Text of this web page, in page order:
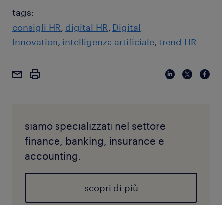
tags:
consigli HR digital HR Digital
Innovation intelligenza artificiale trend HR
siamo specializzati nel settore
finance, banking, insurance e
accounting.
scopri di più